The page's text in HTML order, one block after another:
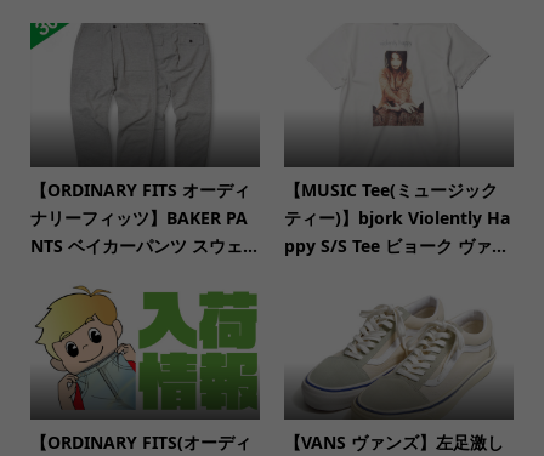
【ORDINARY FITS オーディ
ナリーフィッツ】BAKER PA
NTS ベイカーパンツ スウェ...
【MUSIC Tee(ミュージック
ティー)】bjork Violently Ha
ppy S/S Tee ビョーク ヴァ...
【ORDINARY FITS(オーディ
【VANS ヴァンズ】左足激し